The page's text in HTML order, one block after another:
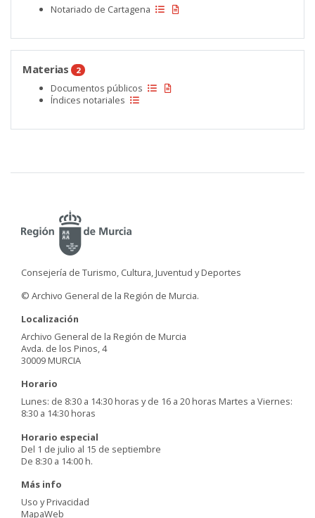
Notariado de Cartagena
Materias 2
Documentos públicos
Índices notariales
Consejería de Turismo, Cultura, Juventud y Deportes
© Archivo General de la Región de Murcia.
Localización
Archivo General de la Región de Murcia
Avda. de los Pinos, 4
30009 MURCIA
Horario
Lunes: de 8:30 a 14:30 horas y de 16 a 20 horas Martes a Viernes:
8:30 a 14:30 horas
Horario especial
Del 1 de julio al 15 de septiembre
De 8:30 a 14:00 h.
Más info
Uso y Privacidad
MapaWeb